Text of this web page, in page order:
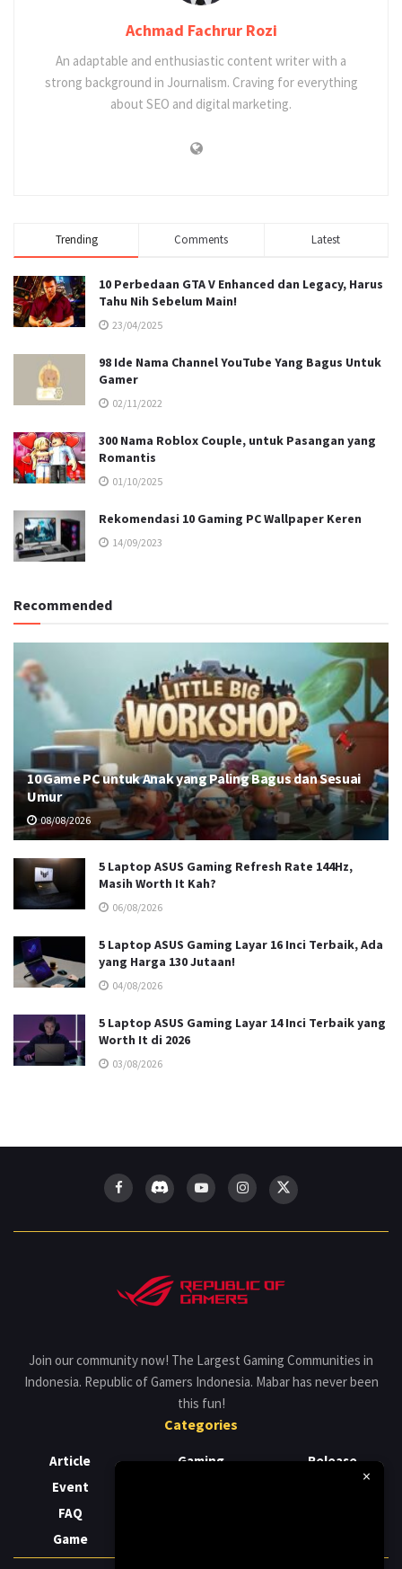
Achmad Fachrur Rozi
An adaptable and enthusiastic content writer with a
strong background in Journalism. Craving for everything
about SEO and digital marketing.
Trending Comments Latest
10 Perbedaan GTA V Enhanced dan Legacy, Harus
Tahu Nih Sebelum Main!
23/04/2025
98 Ide Nama Channel YouTube Yang Bagus Untuk
Gamer
02/11/2022
300 Nama Roblox Couple, untuk Pasangan yang
Romantis
01/10/2025
Rekomendasi 10 Gaming PC Wallpaper Keren
14/09/2023
Recommended
10 Game PC untuk Anak yang Paling Bagus dan Sesuai
Umur
08/08/2026
5 Laptop ASUS Gaming Refresh Rate 144Hz,
Masih Worth It Kah?
06/08/2026
5 Laptop ASUS Gaming Layar 16 Inci Terbaik, Ada
yang Harga 130 Jutaan!
04/08/2026
5 Laptop ASUS Gaming Layar 14 Inci Terbaik yang
Worth It di 2026
03/08/2026
Join our community now! The Largest Gaming Communities in
Indonesia. Republic of Gamers Indonesia. Mabar has never been
this fun!
Categories
Article
Event
FAQ
Game
Gaming
Release
×